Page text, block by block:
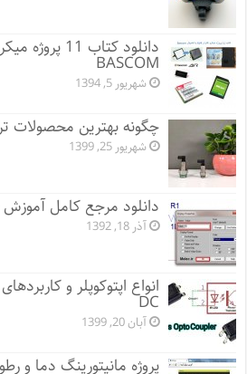
BASCOM
شهریور 5, 1394
چگونه بهترین محصولات
شهریور 25, 1399
دانلود مرجع کامل آموزش OrCAD PSpice
آذر 18, 1392
DC
آبان 20, 1399
پروژه مانيتورينگ دما